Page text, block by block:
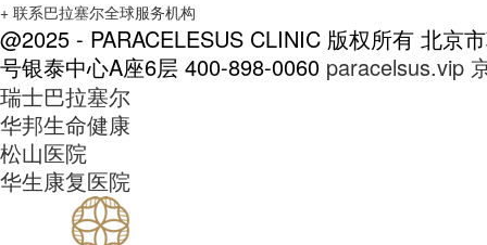
+ 联系巴拉塞尔全球服务机构
@2025 - PARACELESUS CLINIC 版权所有 北京
号银泰中心A座6层 400-898-0060 paracelsus.vip
瑞士巴拉塞尔
华邦生命健康
松山医院
华生康复医院